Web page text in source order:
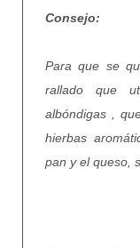
Consejo:
Para que se
rallado que
albóndigas ,
hierbas
pan y el queso,